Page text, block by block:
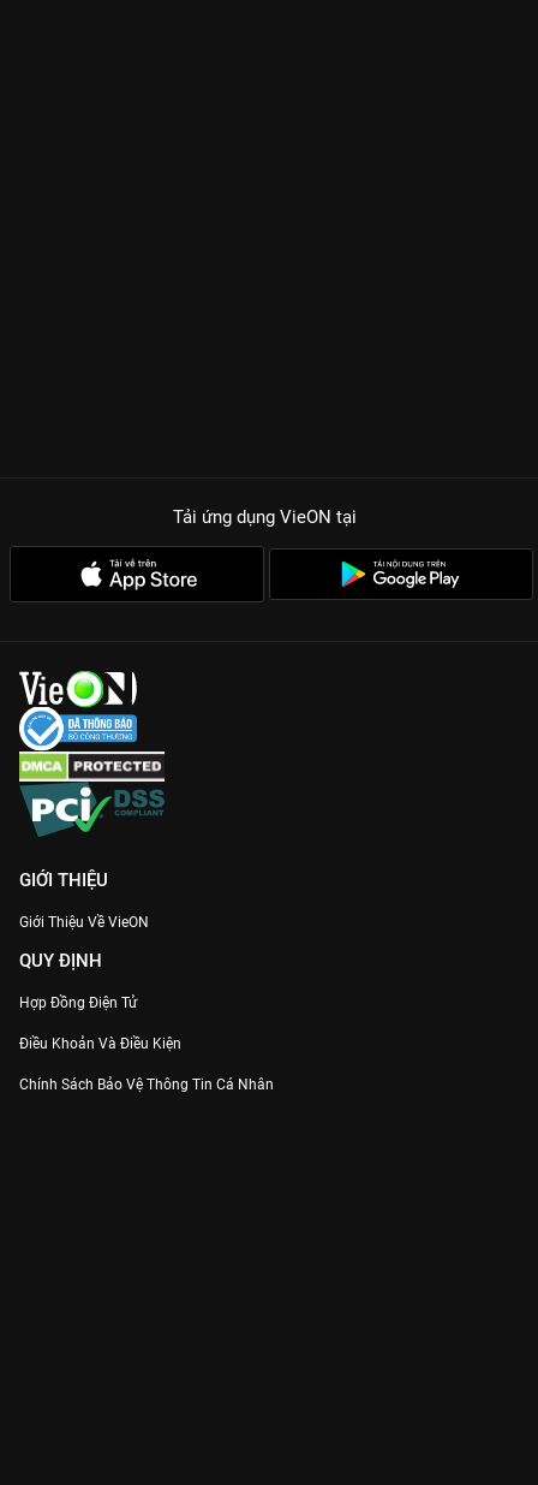
Tải ứng dụng VieON tại
GIỚI THIỆU
Giới Thiệu Về VieON
QUY ĐỊNH
Hợp Đồng Điện Tử
Điều Khoản Và Điều Kiện
Chính Sách Bảo Vệ Thông Tin Cá Nhân